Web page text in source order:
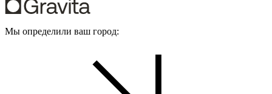
Мы определили ваш город: